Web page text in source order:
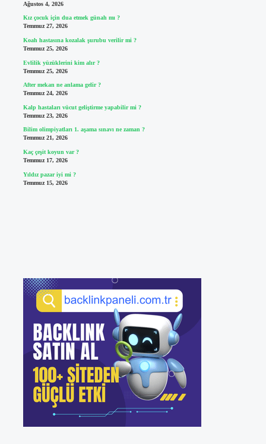
Ağustos 4, 2026
Kız çocuk için dua etmek günah mı ?
Temmuz 27, 2026
Koah hastasına kozalak şurubu verilir mi ?
Temmuz 25, 2026
Evlilik yüzüklerini kim alır ?
Temmuz 25, 2026
After mekan ne anlama gelir ?
Temmuz 24, 2026
Kalp hastaları vücut geliştirme yapabilir mi ?
Temmuz 23, 2026
Bilim olimpiyatları 1. aşama sınavı ne zaman ?
Temmuz 21, 2026
Kaç çeşit koyun var ?
Temmuz 17, 2026
Yıldız pazar iyi mi ?
Temmuz 15, 2026